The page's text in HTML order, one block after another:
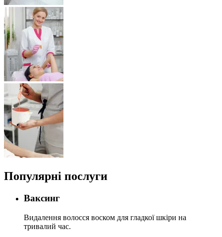
Популярні послуги
Ваксинг
Видалення волосся воском для гладкої шкіри на
тривалий час.